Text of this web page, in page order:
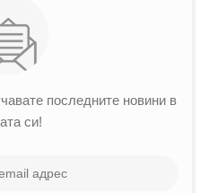
последните новини в
си!